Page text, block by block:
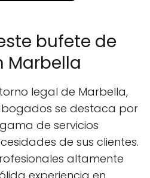
bufete de
Marbella
legal de Marbella,
se destaca por
de servicios
de sus clientes.
altamente